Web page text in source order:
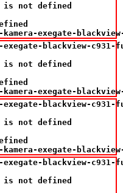
is not defined
exegate-
blackview-c931-
is not defined
exegate-
blackview-c931-
is not defined
exegate-
blackview-c931-
is not defined